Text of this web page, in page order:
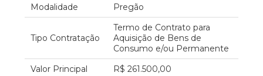
Modalidade
Pregão
Tipo Contratação
Termo de Contrato para
Aquisição de Bens de
Consumo e/ou Permanente
Valor Principal
R$ 261.500,00